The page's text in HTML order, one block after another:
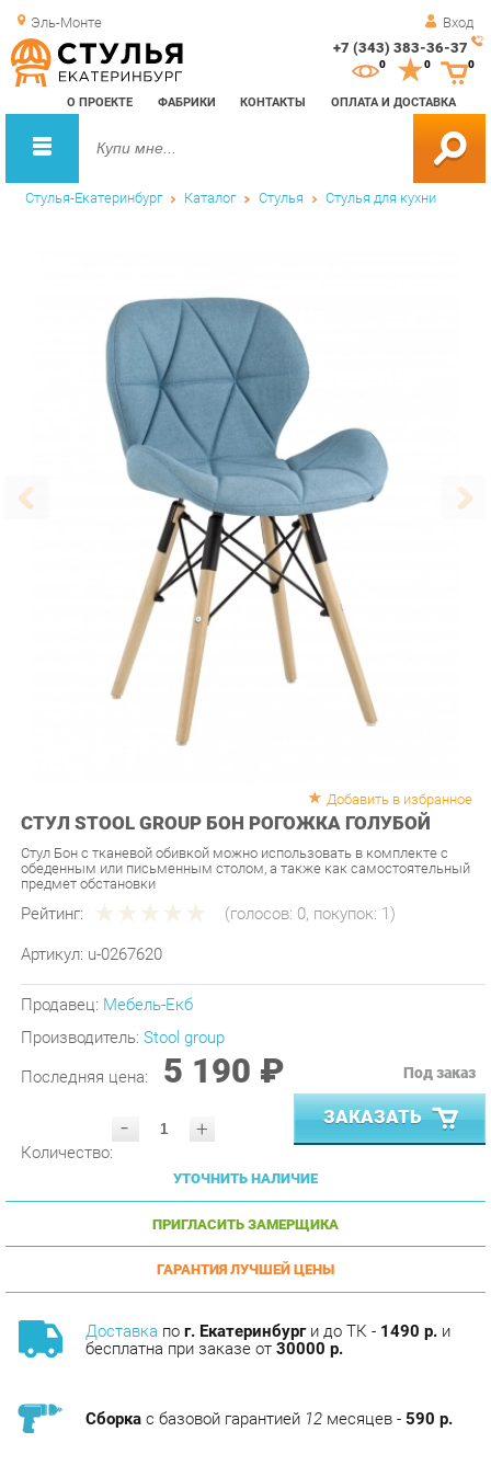
Эль-Монте Вход
+7 (343) 383-36-37
О ПРОЕКТЕ ФАБРИКИ КОНТАКТЫ ОПЛАТА И ДОСТАВКА
0 0
Стулья-Екатеринбург Каталог Стулья Стулья для кухни
СТУЛ STOOL GROUP БОН РОГОЖКА ГОЛУБОЙ
Стул Бон с тканевой обивкой можно использовать в комплекте с
обеденным или письменным столом, а также как самостоятельный
предмет обстановки
Рейтинг: (голосов:0, покупок:1)
Артикул: u-0267620
Продавец: Мебель-Екб
Производитель:
Stool group
Последняя цена: 5 190 ₽
- +
ЗАКАЗАТЬ
УТОЧНИТЬ НАЛИЧИЕ
ПРИГЛАСИТЬ ЗАМЕРЩИКА
ГАРАНТИЯ ЛУЧШЕЙ ЦЕНЫ
пог. Екатеринбурги до ТК -
бесплатна при заказе от30000 р.
с базовой гарантией месяцев -
Подъём на этаж -200 р.Без лифта - 3 рубля за кг.